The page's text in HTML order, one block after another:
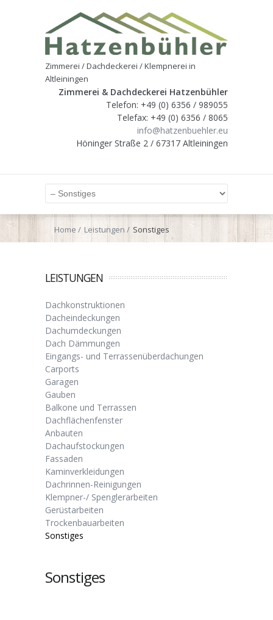
Zimmerei / Dachdeckerei / Klempnerei in
Altleiningen
Zimmerei & Dachdeckerei Hatzenbühler
Telefon: +49 (0) 6356 / 989055
Telefax: +49 (0) 6356 / 8065
info@hatzenbuehler.eu
Höninger Straße 2 / 67317 Altleiningen
Home Leistungen Sonstiges
LEISTUNGEN
Dachkonstruktionen
Dacheindeckungen
Dachumdeckungen
Dach Dämmungen
Eingangs- und Terrassenüberdachungen
Carports
Garagen
Gauben
Balkone und Terrassen
Dachflächenfenster
Anbauten
Dachaufstockungen
Fassaden
Kaminverkleidungen
Dachrinnen-Reinigungen
Klempner-/ Spenglerarbeiten
Gerüstarbeiten
Trockenbauarbeiten
Sonstiges
Sonstiges